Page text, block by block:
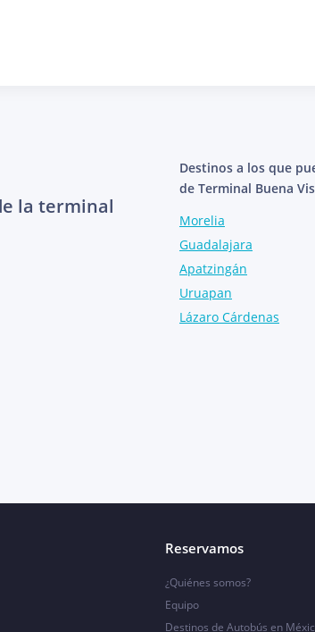
la terminal
Destinos a los que
de Terminal Buena
Morelia
Guadalajara
Apatzingán
Uruapan
Lázaro Cárdenas
Reservamos
¿Quiénes somos?
Equipo
Destinos de Autobús en